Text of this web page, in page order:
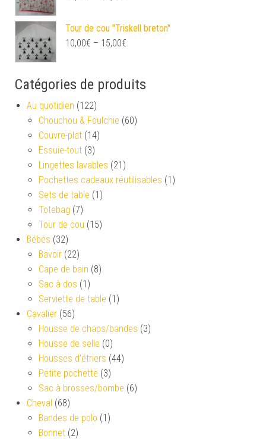
Tour de cou "Triskell breton"
10,00€ – 15,00€
Catégories de produits
Au quotidien (122)
Chouchou & Foulchie (60)
Couvre-plat (14)
Essuie-tout (3)
Lingettes lavables (21)
Pochettes cadeaux réutilisables (1)
Sets de table (1)
Totebag (7)
Tour de cou (15)
Bébés (32)
Bavoir (22)
Cape de bain (8)
Sac à dos (1)
Serviette de table (1)
Cavalier (56)
Housse de chaps/bandes (3)
Housse de selle (0)
Housses d’étriers (44)
Petite pochette (3)
Sac à brosses/bombe (6)
Cheval (68)
Bandes de polo (1)
Bonnet (2)